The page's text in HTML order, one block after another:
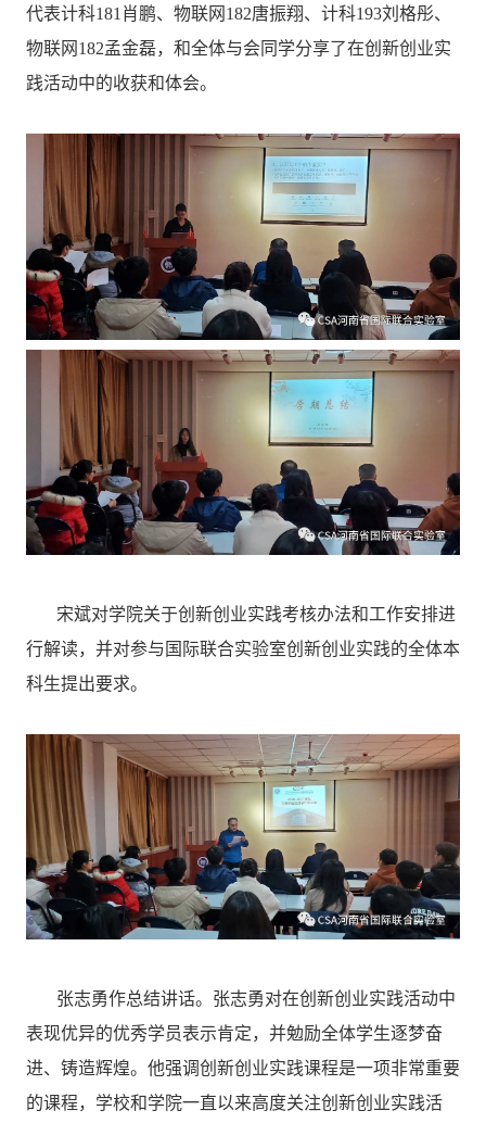
代表计科181肖鹏、物联网182唐振翔、计科193刘格彤、
物联网182孟金磊，和全体与会同学分享了在创新创业实
践活动中的收获和体会。
宋斌对学院关于创新创业实践考核办法和工作安排进
行解读，并对参与国际联合实验室创新创业实践的全体本
科生提出要求。
张志勇作总结讲话。张志勇对在创新创业实践活动中
表现优异的优秀学员表示肯定，并勉励全体学生逐梦奋
进、铸造辉煌。他强调创新创业实践课程是一项非常重要
的课程，学校和学院一直以来高度关注创新创业实践活